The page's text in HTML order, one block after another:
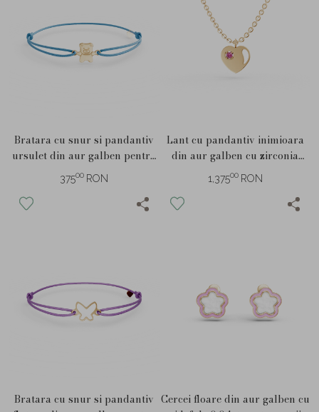
Bratara cu snur si pandantiv
ursulet din aur galben pentru
copii
37500 RON
Lant cu pandantiv inimioara
din aur galben cu zirconia
rosie pentru copii
1,37500 RON
Bratara cu snur si pandantiv Cercei floare din aur galben cu